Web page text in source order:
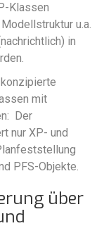
Klassen
u.a.
in
mit
Der
nur XP- und
PFS-Objekte.
über